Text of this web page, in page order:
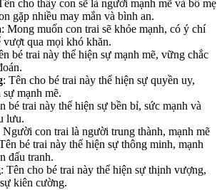
cho thấy con sẽ là người mạnh mẽ và bố mẹ
gặp nhiều may mắn và bình an.
: Mong muốn con trai sẽ khỏe mạnh, có ý chí
qua mọi khó khăn.
bé trai này thể hiện sự mạnh mẽ, vững chắc
: Tên cho bé trai này thể hiện sự quyền uy,
mạnh mẽ.
bé trai này thể hiện sự bền bỉ, sức mạnh và
lưu.
Người con trai là người trung thành, mạnh mẽ
bé trai này thể hiện sự thông minh, mạnh
đấu tranh.
: Tên cho bé trai này thể hiện sự thịnh vượng,
kiên cường.